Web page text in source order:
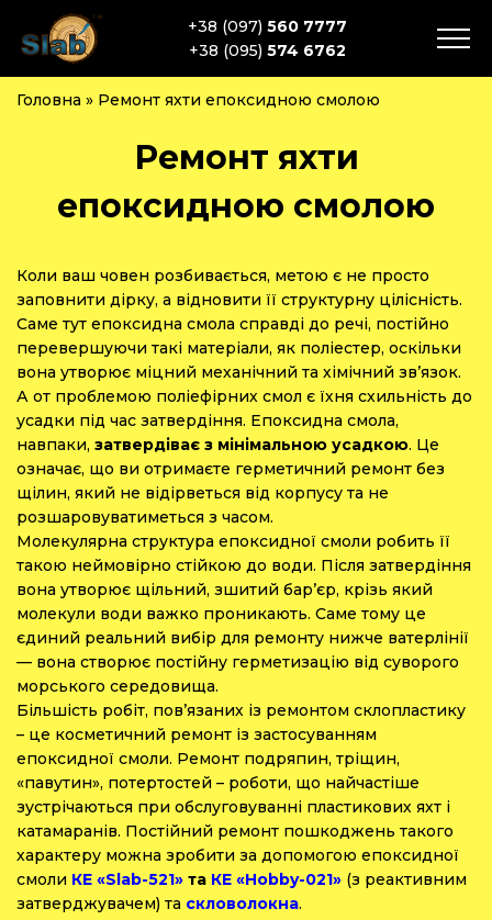
+38 (097) 560 7777
+38 (095) 574 6762
Головна » Ремонт яхти епоксидною смолою
Ремонт яхти
епоксидною смолою
Коли ваш човен розбивається, метою є не просто
заповнити дірку, а відновити її структурну цілісність.
Саме тут епоксидна смола справді до речі, постійно
перевершуючи такі матеріали, як поліестер, оскільки
вона утворює міцний механічний та хімічний зв’язок.
А от проблемою поліефірних смол є їхня схильність до
усадки під час затвердіння. Епоксидна смола,
навпаки, затвердіває з мінімальною усадкою. Це
означає, що ви отримаєте герметичний ремонт без
щілин, який не відірветься від корпусу та не
розшаровуватиметься з часом.
Молекулярна структура епоксидної смоли робить її
такою неймовірно стійкою до води. Після затвердіння
вона утворює щільний, зшитий бар’єр, крізь який
молекули води важко проникають. Саме тому це
єдиний реальний вибір для ремонту нижче ватерлінії
— вона створює постійну герметизацію від суворого
морського середовища.
Більшість робіт, пов’язаних із ремонтом склопластику
– це косметичний ремонт із застосуванням
епоксидної смоли. Ремонт подряпин, тріщин,
«павутин», потертостей – роботи, що найчастіше
зустрічаються при обслуговуванні пластикових яхт і
катамаранів. Постійний ремонт пошкоджень такого
характеру можна зробити за допомогою епоксидної
смоли КЕ «Slab-521» та КЕ «Hobby-021» (з реактивним
затверджувачем) та скловолокна.